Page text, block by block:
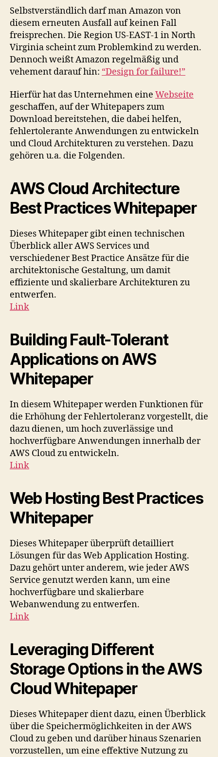
Selbstverständlich darf man Amazon von
diesem erneuten Ausfall auf keinen Fall
freisprechen. Die Region US-EAST-1 in North
Virginia scheint zum Problemkind zu werden.
Dennoch weißt Amazon regelmäßig und
vehement darauf hin: “Design for failure!”
Hierfür hat das Unternehmen eine Webseite
geschaffen, auf der Whitepapers zum
Download bereitstehen, die dabei helfen,
fehlertolerante Anwendungen zu entwickeln
und Cloud Architekturen zu verstehen. Dazu
gehören u.a. die Folgenden.
AWS Cloud Architecture
Best Practices Whitepaper
Dieses Whitepaper gibt einen technischen
Überblick aller AWS Services und
verschiedener Best Practice Ansätze für die
architektonische Gestaltung, um damit
effiziente und skalierbare Architekturen zu
entwerfen.
Link
Building Fault-Tolerant
Applications on AWS
Whitepaper
In diesem Whitepaper werden Funktionen für
die Erhöhung der Fehlertoleranz vorgestellt, die
dazu dienen, um hoch zuverlässige und
hochverfügbare Anwendungen innerhalb der
AWS Cloud zu entwickeln.
Link
Web Hosting Best Practices
Whitepaper
Dieses Whitepaper überprüft detailliert
Lösungen für das Web Application Hosting.
Dazu gehört unter anderem, wie jeder AWS
Service genutzt werden kann, um eine
hochverfügbare und skalierbare
Webanwendung zu entwerfen.
Link
Leveraging Different
Storage Options in the AWS
Cloud Whitepaper
Dieses Whitepaper dient dazu, einen Überblick
über die Speichermöglichkeiten in der AWS
Cloud zu geben und darüber hinaus Szenarien
vorzustellen, um eine effektive Nutzung zu